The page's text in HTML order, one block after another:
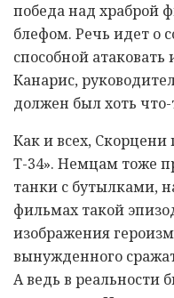
победа над храброй
блефом. Речь идет о
способной атаковать
Канарис,
должен был хоть что-
Как и всех,
Т-34». Немцам тоже
танки с бутылками,
фильмах такой
изображения
вынужденного
А ведь в реальности